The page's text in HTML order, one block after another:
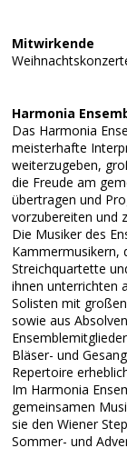
Mitwirkende
Harmonia
Das Harmonia
meisterhafte
weiterzugeben,
die Freude am
übertragen und
vorzubereiten und
Die Musiker des
Kammermusikern,
Streichquartette
ihnen unterrichten
Solisten mit
sowie aus
Bläser- und
Repertoire
Im Harmonia
gemeinsamen
sie den Wiener
Sommer- und